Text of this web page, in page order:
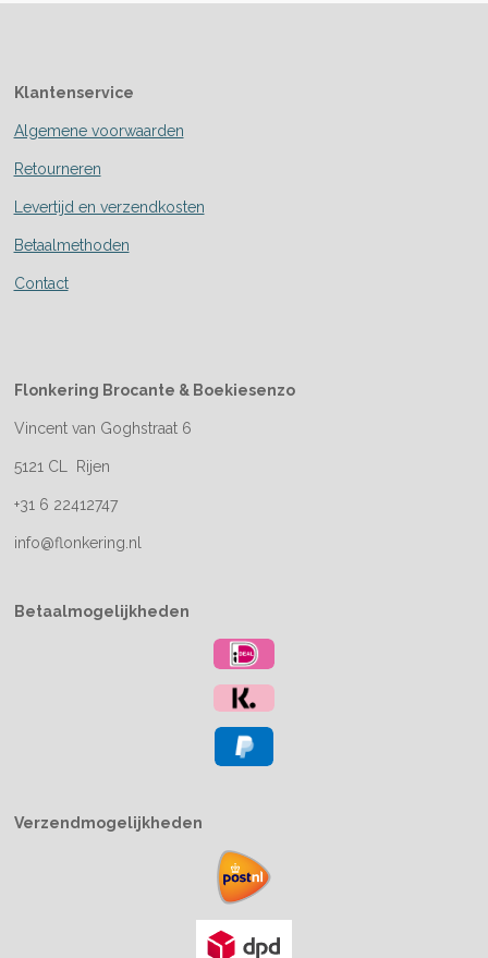
Klantenservice
Algemene voorwaarden
Retourneren
Levertijd en verzendkosten
Betaalmethoden
Contact
Flonkering Brocante & Boekiesenzo
Vincent van Goghstraat 6
5121 CL Rijen
+31 6 22412747
info@flonkering.nl
Betaalmogelijkheden
Verzendmogelijkheden